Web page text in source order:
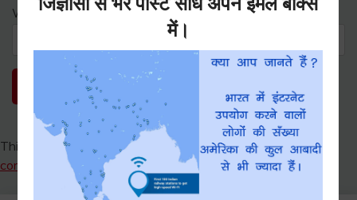
Website
This site uses Akismet to reduce spam.Learn how your
comment data is processed.